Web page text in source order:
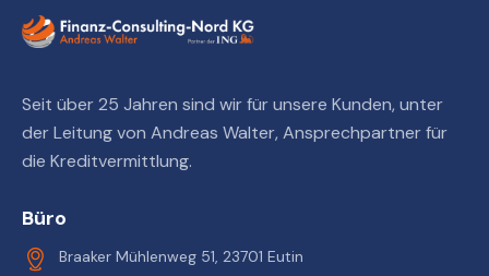
Seit über 25 Jahren sind wir für unsere Kunden, unter
der Leitung von Andreas Walter, Ansprechpartner für
die Kreditvermittlung.
Büro
Braaker Mühlenweg 51, 23701 Eutin